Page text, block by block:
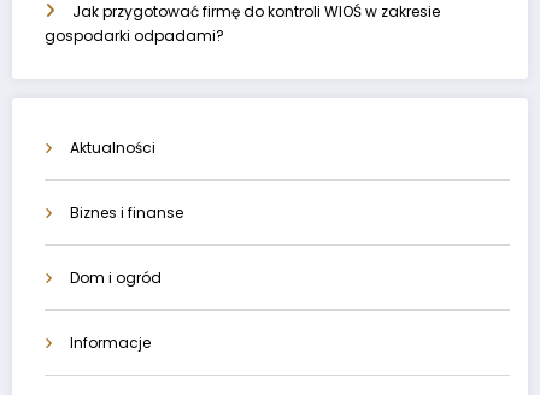
Jak przygotować firmę do kontroli WIOŚ w zakresie
gospodarki odpadami?
Aktualności
Biznes i finanse
Dom i ogród
Informacje